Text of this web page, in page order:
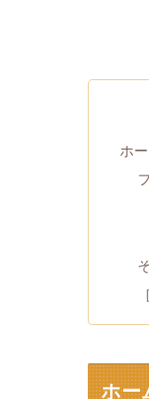
ホ
ホー